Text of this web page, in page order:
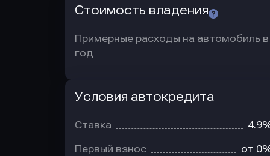
Стоимость владения
Примерные расходы на автомобиль в
год
Условия автокредита
Ставка
Первый взнос от